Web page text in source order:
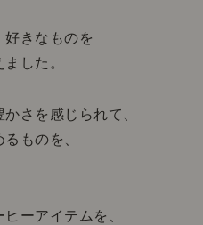
好きなものを
した。
さを感じられて、
ものを、
ーアイテムを、